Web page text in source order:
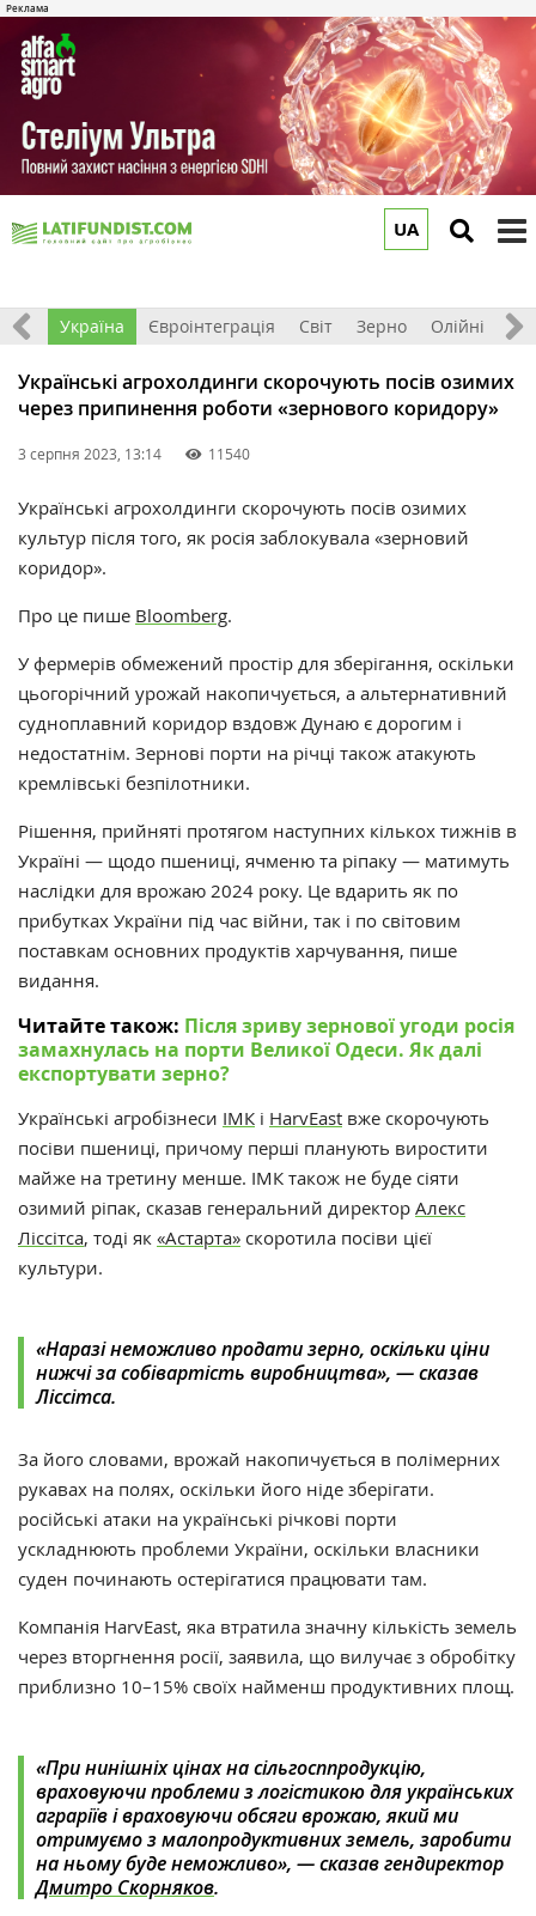
UA
Все Україна Євроінтеграція Світ Зерно Олійні
Українські агрохолдинги скорочують посів озимих
через припинення роботи «зернового коридору»
3 серпня 2023, 13:14 11540
Українські агрохолдинги скорочують посів озимих
культур після того, як росія заблокувала «зерновий
коридор».
Про це пише Bloomberg.
У фермерів обмежений простір для зберігання, оскільки
цьогорічний урожай накопичується, а альтернативний
судноплавний коридор вздовж Дунаю є дорогим і
недостатнім. Зернові порти на річці також атакують
кремлівські безпілотники.
Рішення, прийняті протягом наступних кількох тижнів в
Україні — щодо пшениці, ячменю та ріпаку — матимуть
наслідки для врожаю 2024 року. Це вдарить як по
прибутках України під час війни, так і по світовим
поставкам основних продуктів харчування, пише
видання.
Читайте також: Після зриву зернової угоди росія
замахнулась на порти Великої Одеси. Як далі
експортувати зерно?
Українські агробізнеси IMК і HarvEast вже скорочують
посіви пшениці, причому перші планують виростити
майже на третину менше. IMК також не буде сіяти
озимий ріпак, сказав генеральний директор Алекс
Ліссітса, тоді як «Астарта» скоротила посіви цієї
культури.
«Наразі неможливо продати зерно, оскільки ціни
нижчі за собівартість виробництва», — сказав
Ліссітса.
За його словами, врожай накопичується в полімерних
рукавах на полях, оскільки його ніде зберігати.
російські атаки на українські річкові порти
ускладнюють проблеми України, оскільки власники
суден починають остерігатися працювати там.
Компанія HarvEast, яка втратила значну кількість земель
через вторгнення росії, заявила, що вилучає з обробітку
приблизно 10–15% своїх найменш продуктивних площ.
«При нинішніх цінах на сільгосппродукцію,
враховуючи проблеми з логістикою для українських
аграріїв і враховуючи обсяги врожаю, який ми
отримуємо з малопродуктивних земель, заробити
на ньому буде неможливо», — сказав гендиректор
Дмитро Скорняков.